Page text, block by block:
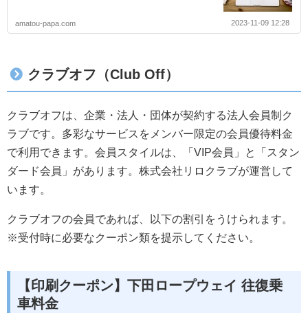
amatou-papa.com 2023-11-09 12:28
クラブオフ（Club Off）
クラブオフは、企業・法人・団体が契約する法人会員制ク
ラブです。多彩なサービスをメンバー限定の会員優待料金
で利用できます。会員スタイルは、「VIP会員」と「スタン
ダード会員」があります。株式会社リロクラブが運営して
います。
クラブオフの会員であれば、以下の割引をうけられます。
※受付時に必要なクーポン類を提示してください。
【印刷クーポン】下田ロープウェイ 往復乗
車料金